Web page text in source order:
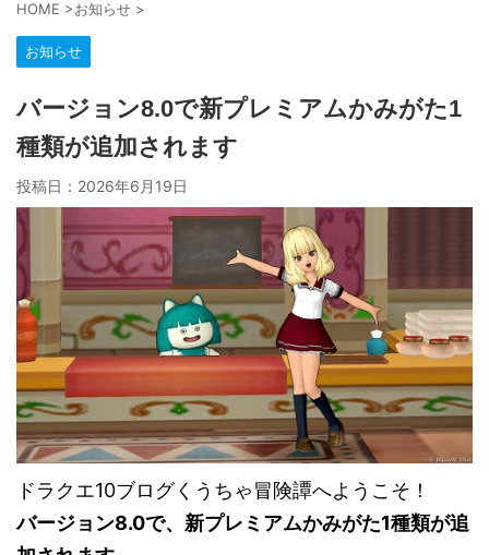
HOME >お知らせ >
お知らせ
バージョン8.0で新プレミアムかみがた1
種類が追加されます
投稿日： 2026年6月19日
ドラクエ10ブログくうちゃ冒険譚へようこそ！
バージョン8.0で、新プレミアムかみがた1種類が追